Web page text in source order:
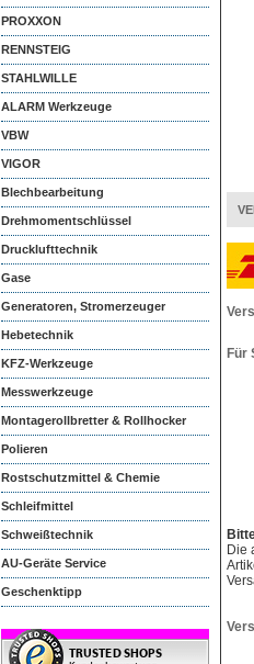
PROXXON
RENNSTEIG
STAHLWILLE
ALARM Werkzeuge
VBW
VIGOR
Blechbearbeitung
Drehmomentschlüssel
Drucklufttechnik
Gase
Generatoren, Stromerzeuger
Hebetechnik
KFZ-Werkzeuge
Messwerkzeuge
Montagerollbretter & Rollhocker
Polieren
Rostschutzmittel & Chemie
Schleifmittel
Schweißtechnik
AU-Geräte Service
Geschenktipp
Für
Die